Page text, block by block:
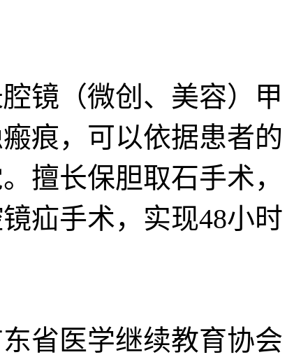
镜（微创、美容）甲
痕，可以依据患者的
擅长保胆取石手术，
疝手术，实现48小时
省医学继续教育协会